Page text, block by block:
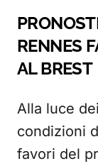
RENNES
AL BREST
Alla luce
condizioni
favori del